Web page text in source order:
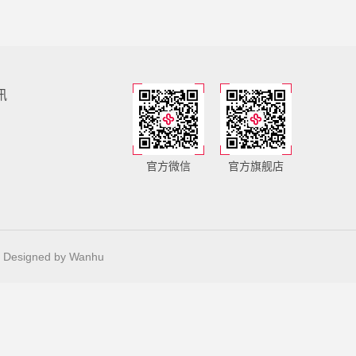
官方微信 官方旗舰店
Designed by Wanhu